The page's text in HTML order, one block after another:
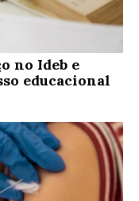
no Ideb e
educacional